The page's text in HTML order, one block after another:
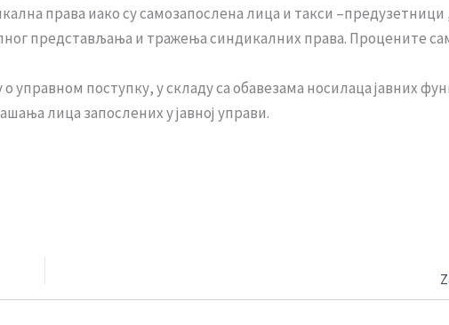
права иако су самозапослена лица и такси –предузетници
представљања и тражења синдикалних права. Процените
поступку, у складу са обавезама носилаца јавних
лица запослених у јавној управи.